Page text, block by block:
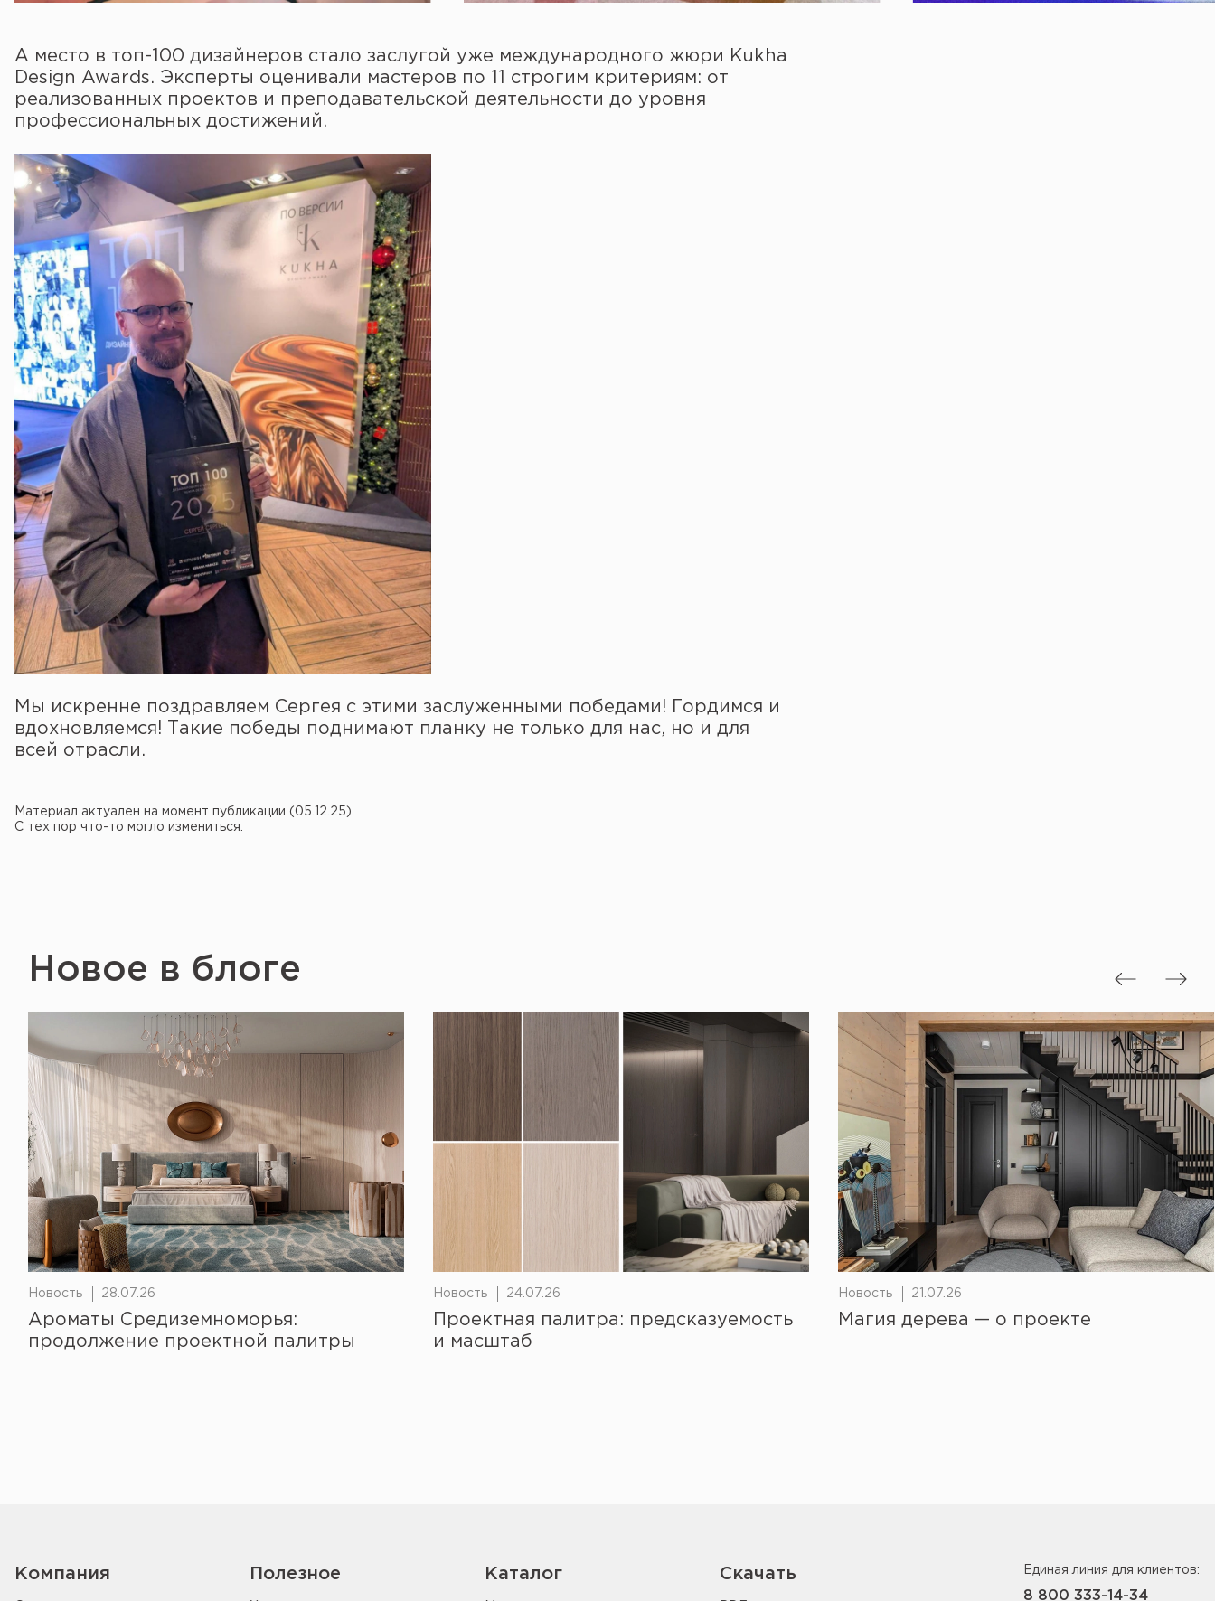
А место в топ-100 дизайнеров стало заслугой уже международного жюри Kukha
Design Awards. Эксперты оценивали мастеров по 11 строгим критериям: от
реализованных проектов и преподавательской деятельности до уровня
профессиональных достижений.
Мы искренне поздравляем Сергея с этими заслуженными победами! Гордимся и
вдохновляемся! Такие победы поднимают планку не только для нас, но и для
всей отрасли.
Материал актуален на момент публикации (05.12.25).
С тех пор что-то могло измениться.
Новое в блоге
Новость 28.07.26
Ароматы Средиземноморья:
продолжение проектной палитры
Новость 24.07.26
Проектная палитра: предсказуемость
и масштаб
Новость 21.07.26
Магия дерева — о проекте
Компания Полезное Каталог Скачать Единая линия для клиентов:
8 800 333-14-34